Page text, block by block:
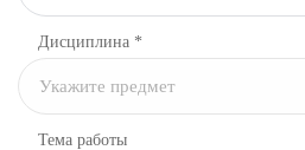
Дисциплина *
Тема работы